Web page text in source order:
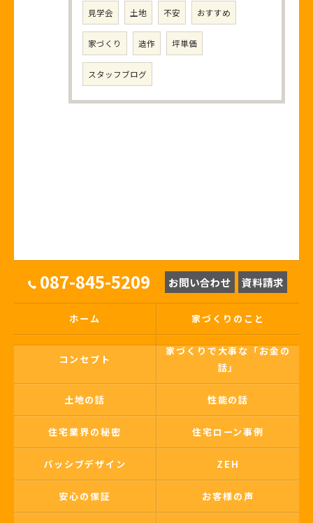
見学会 土地 不安 おすすめ
家づくり 造作 坪単価
スタッフブログ
087-845-5209 お問い合わせ 資料請求
ホーム 家づくりのこと
コンセプト
家づくりで大事な「お金の
話」
土地の話 性能の話
住宅業界の秘密 住宅ローン事例
パッシブデザイン ZEH
安心の保証 お客様の声